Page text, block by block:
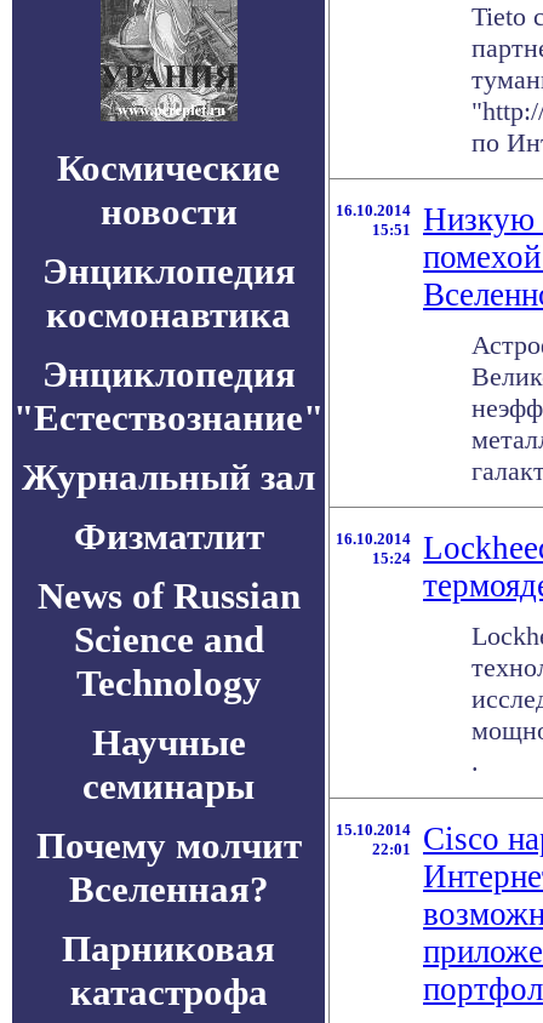
Космические
новости
Энциклопедия
космонавтика
Энциклопедия
"Естествознание"
Журнальный зал
Физматлит
News of Russian
Science and
Technology
Научные
семинары
Почему молчит
Вселенная?
Парниковая
катастрофа
Tieto
по
16.10.2014
15:51
Низкую
16.10.2014
15:24
.
15.10.2014
22:01
Cisco